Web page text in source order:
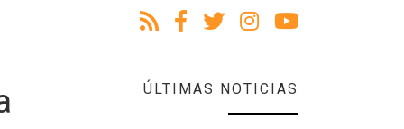
ÚLTIMAS NOTICIAS